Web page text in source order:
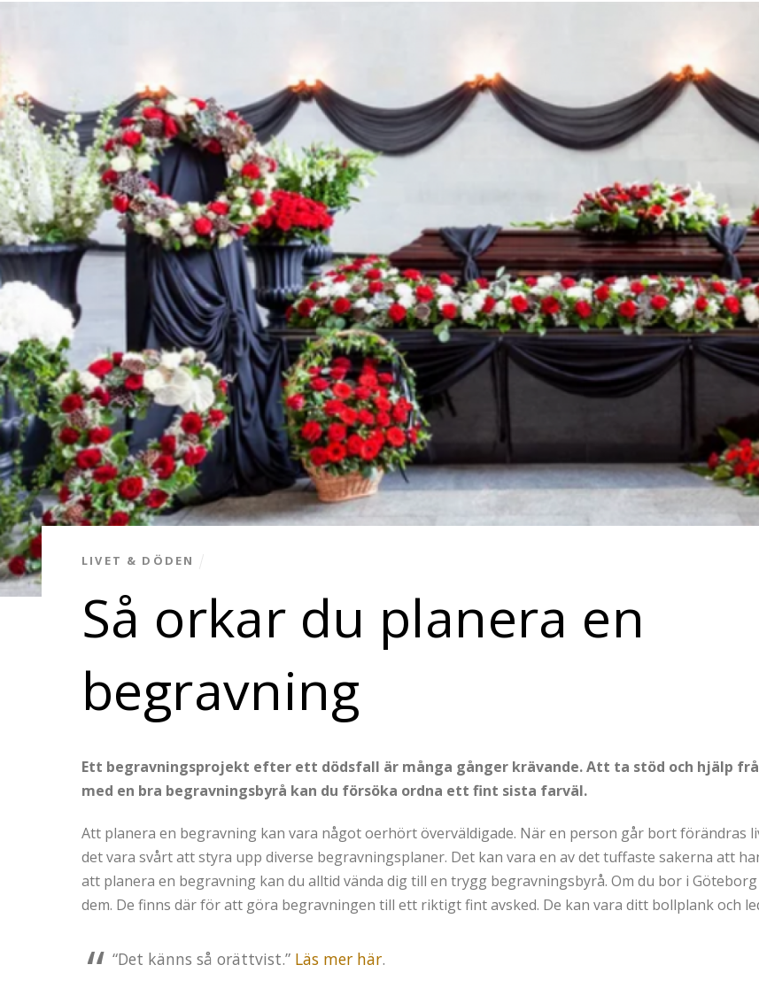
Så orkar du planera en
begravning
LIVET & DÖDEN
Ett begravningsprojekt efter ett dödsfall är många gånger krävande. Att ta stöd och hjälp
med en bra begravningsbyrå kan du försöka ordna ett fint sista farväl.
Att planera en begravning kan vara något oerhört överväldigade. När en person går bort förändras
det vara svårt att styra upp diverse begravningsplaner. Det kan vara en av det tuffaste sakerna att
att planera en begravning kan du alltid vända dig till en trygg begravningsbyrå. Om du bor i
dem. De finns där för att göra begravningen till ett riktigt fint avsked. De kan vara ditt bollplank och
“Det känns så orättvist.” Läs mer här.